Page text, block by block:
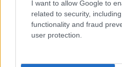
I want to allow Google to
related to security,
functionality and fraud
user protection.